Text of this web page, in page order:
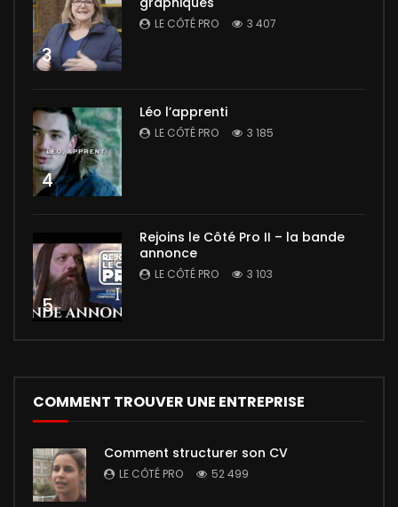
3
LE CÔTÉ PRO 3 407
4
Léo l’apprenti
LE CÔTÉ PRO 3 185
5
Rejoins le Côté Pro II – la bande
annonce
LE CÔTÉ PRO 3 103
COMMENT TROUVER UNE ENTREPRISE
Comment structurer son CV
LE CÔTÉ PRO 52 499